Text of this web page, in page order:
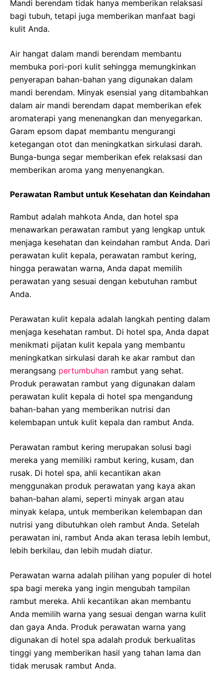
Mandi berendam tidak hanya memberikan relaksasi
bagi tubuh, tetapi juga memberikan manfaat bagi
kulit Anda.
Air hangat dalam mandi berendam membantu
membuka pori-pori kulit sehingga memungkinkan
penyerapan bahan-bahan yang digunakan dalam
mandi berendam. Minyak esensial yang ditambahkan
dalam air mandi berendam dapat memberikan efek
aromaterapi yang menenangkan dan menyegarkan.
Garam epsom dapat membantu mengurangi
ketegangan otot dan meningkatkan sirkulasi darah.
Bunga-bunga segar memberikan efek relaksasi dan
memberikan aroma yang menyenangkan.
Perawatan Rambut untuk Kesehatan dan Keindahan
Rambut adalah mahkota Anda, dan hotel spa
menawarkan perawatan rambut yang lengkap untuk
menjaga kesehatan dan keindahan rambut Anda. Dari
perawatan kulit kepala, perawatan rambut kering,
hingga perawatan warna, Anda dapat memilih
perawatan yang sesuai dengan kebutuhan rambut
Anda.
Perawatan kulit kepala adalah langkah penting dalam
menjaga kesehatan rambut. Di hotel spa, Anda dapat
menikmati pijatan kulit kepala yang membantu
meningkatkan sirkulasi darah ke akar rambut dan
merangsang pertumbuhan rambut yang sehat.
Produk perawatan rambut yang digunakan dalam
perawatan kulit kepala di hotel spa mengandung
bahan-bahan yang memberikan nutrisi dan
kelembapan untuk kulit kepala dan rambut Anda.
Perawatan rambut kering merupakan solusi bagi
mereka yang memiliki rambut kering, kusam, dan
rusak. Di hotel spa, ahli kecantikan akan
menggunakan produk perawatan yang kaya akan
bahan-bahan alami, seperti minyak argan atau
minyak kelapa, untuk memberikan kelembapan dan
nutrisi yang dibutuhkan oleh rambut Anda. Setelah
perawatan ini, rambut Anda akan terasa lebih lembut,
lebih berkilau, dan lebih mudah diatur.
Perawatan warna adalah pilihan yang populer di hotel
spa bagi mereka yang ingin mengubah tampilan
rambut mereka. Ahli kecantikan akan membantu
Anda memilih warna yang sesuai dengan warna kulit
dan gaya Anda. Produk perawatan warna yang
digunakan di hotel spa adalah produk berkualitas
tinggi yang memberikan hasil yang tahan lama dan
tidak merusak rambut Anda.